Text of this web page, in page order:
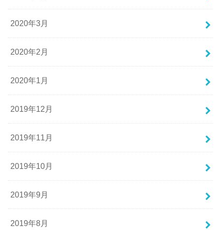
2020年3月
2020年2月
2020年1月
2019年12月
2019年11月
2019年10月
2019年9月
2019年8月